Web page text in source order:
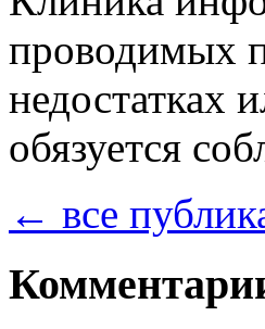
проводимых
недостатках
обязуется
← все